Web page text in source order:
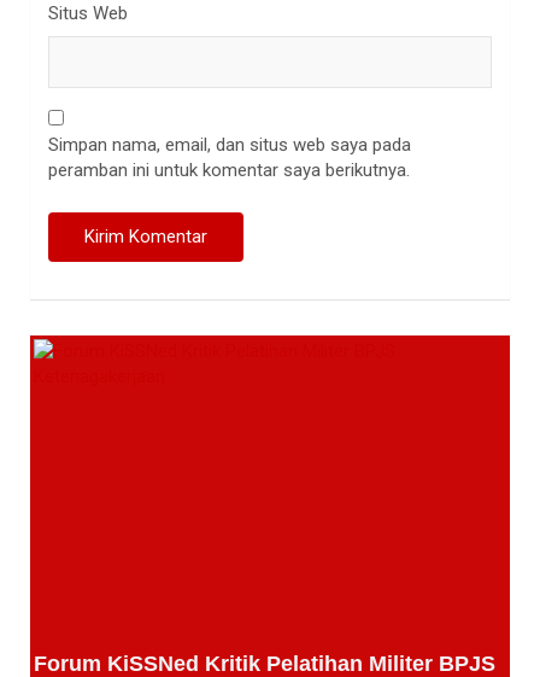
Situs Web
Simpan nama, email, dan situs web saya pada
peramban ini untuk komentar saya berikutnya.
Forum KiSSNed Kritik Pelatihan Militer BPJS